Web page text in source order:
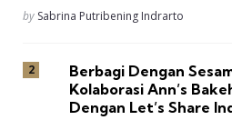
Posted
by Sabrina Putribening Indrarto
Berbagi Dengan
Kolaborasi Ann’s
Dengan Let’s Share